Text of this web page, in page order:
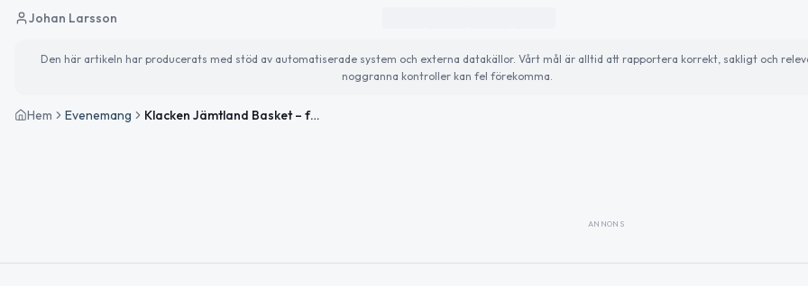
Johan Larsson
Den här artikeln har producerats med stöd av automatiserade system och externa datakällor. Vårt mål är alltid att rapportera korrekt, sakligt och
noggranna kontroller kan fel förekomma.
Hem Evenemang Klacken Jämtland Basket – fotoutställning
ANNONS